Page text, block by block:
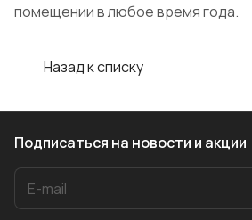
помещении в любое время года.
Назад к списку
Подписаться на новости и акции